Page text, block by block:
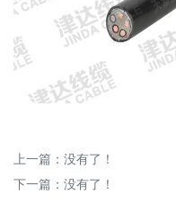
上一篇：没有了！
下一篇：没有了！